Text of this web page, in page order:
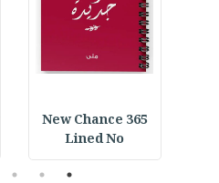
365 New Chance
Lined No
1
2
3